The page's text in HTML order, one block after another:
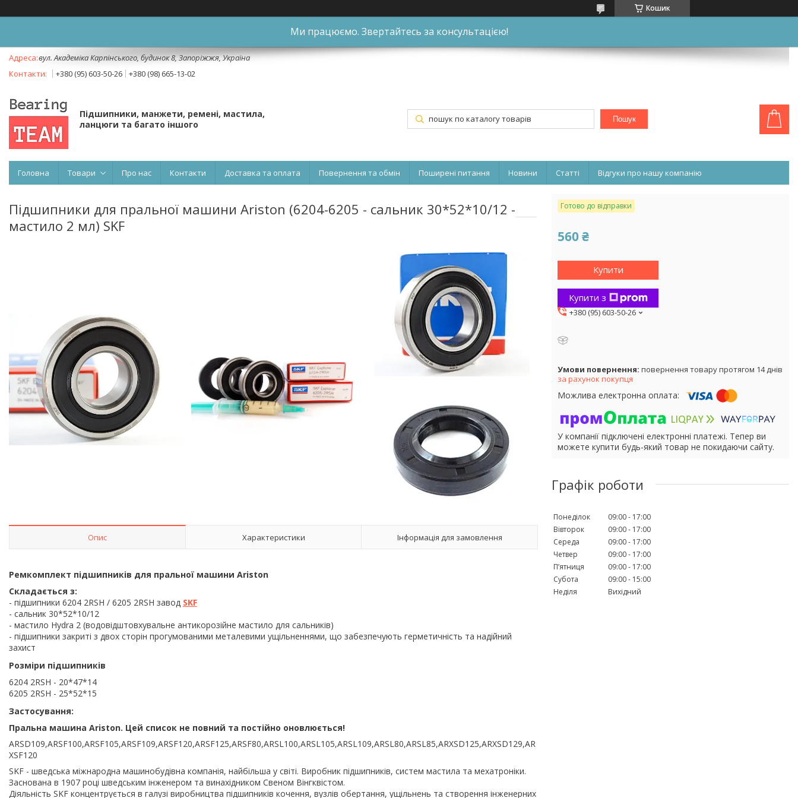
Кошик
Ми працюємо. Звертайтесь за консультацією!
вул. Академіка Карпінського, будинок 8, Запоріжжя, Україна
+380 (95) 603-50-26
+380 (98) 665-13-02
Підшипники, манжети, ремені, мастила,
ланцюги та багато іншого
Пошук
Головна Товари Про нас Контакти Доставка та оплата Повернення та обмін Поширені питання Новини Статті Відгуки про нашу компанію
Підшипники для пральної машини Ariston (6204-6205 - сальник 30*52*10/12 -
мастило 2 мл) SKF
Опис Характеристики Інформація для замовлення
Ремкомплект підшипників для пральної машини Ariston
Складається з:
- підшипники 6204 2RSH / 6205 2RSH завод SKF
- сальник 30*52*10/12
- мастило Hydra 2 (водовідштовхувальне антикорозійне мастило для сальників)
- підшипники закриті з двох сторін прогумованими металевими ущільненнями, що забезпечують герметичність та надійний
захист
Розміри підшипників
6204 2RSH - 20*47*14
6205 2RSH - 25*52*15
Застосування:
Пральна машина Ariston. Цей список не повний та постійно оновлюється!
ARSD109,ARSF100,ARSF105,ARSF109,ARSF120,ARSF125,ARSF80,ARSL100,ARSL105,ARSL109,ARSL80,ARSL85,ARXSD125,ARXSD129,AR
XSF120
SKF - шведська міжнародна машинобудівна компанія, найбільша у світі. Виробник підшипників, систем мастила та мехатроніки.
Заснована в 1907 році шведським інженером та винахідником Свеном Вінгквістом.
Діяльність SKF концентрується в галузі виробництва підшипників кочення, вузлів обертання, ущільнень та створення інженерних
Готово до відправки
560 ₴
Купити
Купити з
+380 (95) 603-50-26
повернення товару протягом 14 днів
за рахунок покупця
У компанії підключені електронні платежі. Тепер ви
можете купити будь-який товар не покидаючи сайту.
Графік роботи
Понеділок 09:00
17:00
Вівторок
09:00
17:00
Середа
09:00
17:00
Четвер
09:00
17:00
Пʼятниця
09:00
17:00
Субота
09:00
15:00
Неділя
Вихідний